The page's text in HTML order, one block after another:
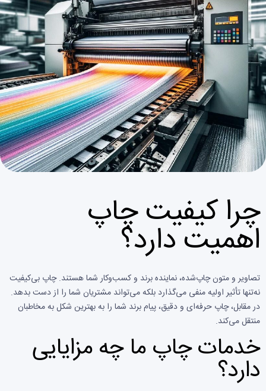
چرا کیفیت چاپ
اهمیت دارد؟
تصاویر و متون چاپ‌شده، نماینده برند و کسب‌وکار شما هستند. چاپ بی‌کیفیت
نه‌تنها تأثیر اولیه منفی می‌گذارد بلکه می‌تواند مشتریان شما را از دست بدهد.
در مقابل، چاپ حرفه‌ای و دقیق، پیام برند شما را به بهترین شکل به مخاطبان
منتقل می‌کند.
خدمات چاپ ما چه مزایایی
دارد؟